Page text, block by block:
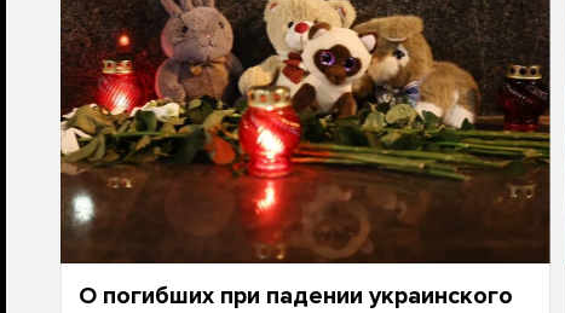
О погибших при падении украинского